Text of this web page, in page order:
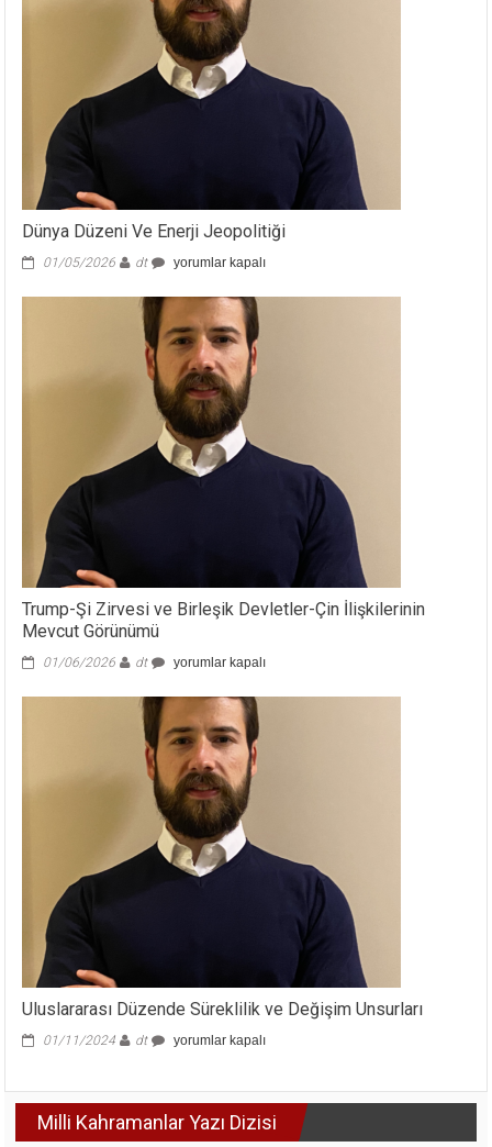
Dünya Düzeni Ve Enerji Jeopolitiği
01/05/2026 dt
Dünya
Ve
Enerji
Jeopolitiği
için
yorumlar kapalı
Trump-Şi Zirvesi ve Birleşik Devletler-Çin İlişkilerinin
Mevcut Görünümü
01/06/2026 dt
Trump-
Zirvesi
Birleşik
Devletler-
Çin
İlişkilerinin
Mevcut
Görünümü
için
yorumlar kapalı
Uluslararası Düzende Süreklilik ve Değişim Unsurları
01/11/2024 dt
Uluslararası
Değişim
Unsurları
yorumlar kapalı
Milli Kahramanlar Yazı Dizisi